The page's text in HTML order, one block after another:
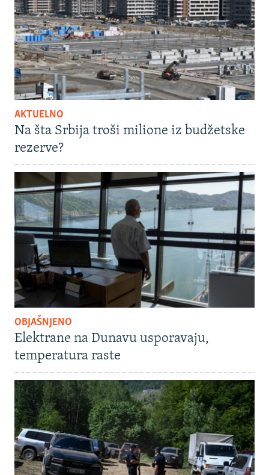
AKTUELNO
Na šta Srbija troši milione iz budžetske
rezerve?
OBJAŠNJENO
Elektrane na Dunavu usporavaju,
temperatura raste